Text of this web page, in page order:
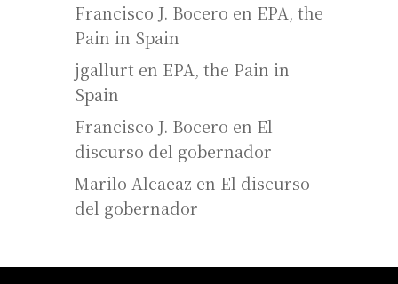
Francisco J. Bocero en EPA, the
Pain in Spain
jgallurt en EPA, the Pain in
Spain
Francisco J. Bocero en El
discurso del gobernador
Marilo Alcaeaz en El discurso
del gobernador